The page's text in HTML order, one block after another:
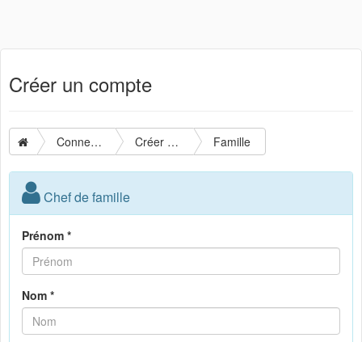
Créer un compte
Connexion Créer un compte Famille
Chef de famille
Prénom *
Nom *